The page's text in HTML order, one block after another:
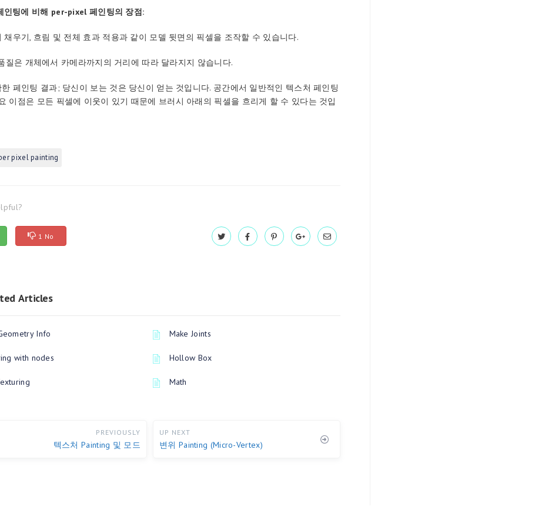
인팅에 비해 per-pixel 페인팅의 장점:
채우기, 흐림 및 전체 효과 적용과 같이 모델 뒷면의 픽셀을 조작할 수 있습니다.
질은 개체에서 카메라까지의 거리에 따라 달라지지 않습니다.
한 페인팅 결과; 당신이 보는 것은 당신이 얻는 것입니다. 공간에서 일반적인 텍스처 페인팅
이점은 모든 픽셀에 이웃이 있기 때문에 브러시 아래의 픽셀을 흐리게 할 수 있다는 것입
pixel painting
1 No
Articles
Info Make Joints
with nodes Hollow Box
Math
PREVIOUSLY
텍스처 Painting 및 모드
UP NEXT
변위 Painting (Micro-Vertex)